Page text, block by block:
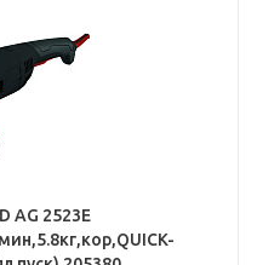
AG 2523E